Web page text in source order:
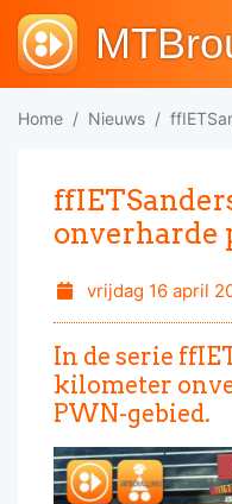
Home Nieuws
onverharde
vrijdag 16 april
In de serie
kilometer
PWN-gebied.